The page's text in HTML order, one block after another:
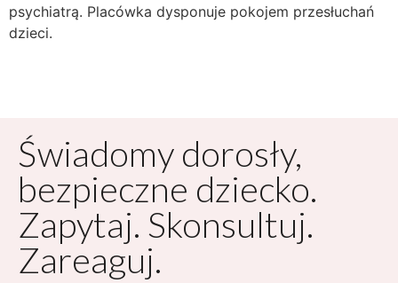
psychiatrą. Placówka dysponuje pokojem przesłuchań
dzieci.
Świadomy dorosły,
bezpieczne dziecko.
Zapytaj. Skonsultuj.
Zareaguj.